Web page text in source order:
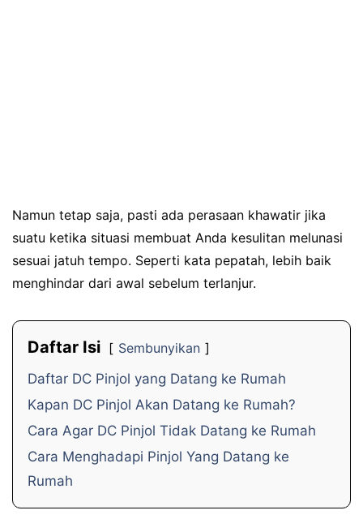
Namun tetap saja, pasti ada perasaan khawatir jika
suatu ketika situasi membuat Anda kesulitan melunasi
sesuai jatuh tempo. Seperti kata pepatah, lebih baik
menghindar dari awal sebelum terlanjur.
Daftar Isi
Sembunyikan
Daftar DC Pinjol yang Datang ke Rumah
Kapan DC Pinjol Akan Datang ke Rumah?
Cara Agar DC Pinjol Tidak Datang ke Rumah
Cara Menghadapi Pinjol Yang Datang ke
Rumah